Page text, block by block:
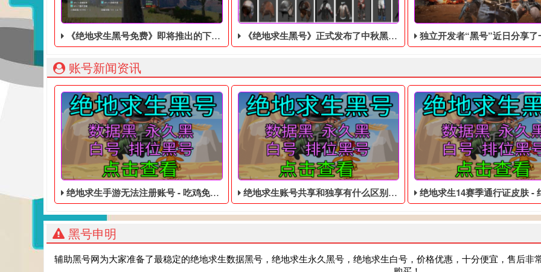
《绝地求生黑号免费》即将推出的下一代免费格斗游戏的黑号 《绝地求生黑号​》正式发布了中秋黑号相关的账号出售服务 独立开发者“黑号”近日分享了一段视频，展示了他使用虚幻5引擎重制的《绝
账号新闻资讯
绝地求生手游无法注册账号 - 吃鸡免费的皮肤黑号 绝地求生账号共享和独享有什么区别 - 大逃杀免费的临时黑号 绝地求生14赛季通行证皮肤 - 绝地求生免费
黑号申明
辅助黑号网为大家准备了最稳定的绝地求生数据黑号，绝地求生永久黑号，绝地求生白号，价格优惠，十分便宜，售后